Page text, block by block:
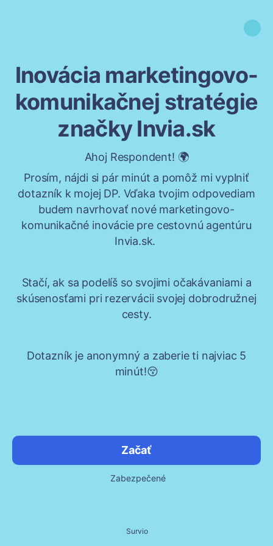
Inovácia marketingovo-
komunikačnej stratégie
značky Invia.sk
Ahoj Respondent! 🌍
Prosím, nájdi si pár minút a pomôž mi vyplniť
dotazník k mojej DP. Vďaka tvojim odpovediam
budem navrhovať nové marketingovo-
komunikačné inovácie pre cestovnú agentúru
Invia.sk.
Stačí, ak sa podelíš so svojimi očakávaniami a
skúsenosťami pri rezervácii svojej dobrodružnej
cesty.
Dotazník je anonymný a zaberie ti najviac 5
minút!😚
Začať
Zabezpečené
Survio